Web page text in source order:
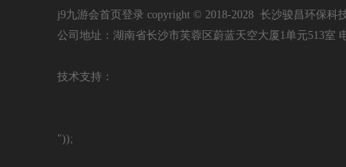
j9九游会首页登录 copyright © 2018-2028 长沙骏昌环保科
公司地址：湖南省长沙市芙蓉区蔚蓝天空大厦1单元513室
技术支持：
"));